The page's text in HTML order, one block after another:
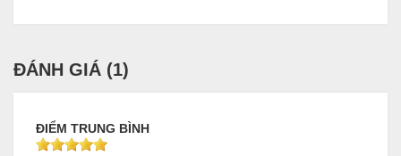
ĐÁNH GIÁ (1)
ĐIỂM TRUNG BÌNH